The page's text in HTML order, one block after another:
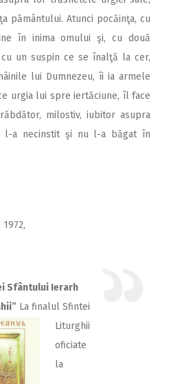
pământului. Atunci pocăinţa, cu
în inima omului şi, cu două
un suspin ce se înalţă la cer,
lui Dumnezeu, îi ia armele
urgia lui spre iertăciune, îl face
milostiv, iubitor asupra
l-a necinstit şi nu l-a băgat în
Sfântului Ierarh
La finalul Sfintei
Liturghii
oficiate
la